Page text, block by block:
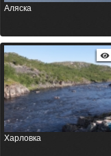
Аляска
Харловка